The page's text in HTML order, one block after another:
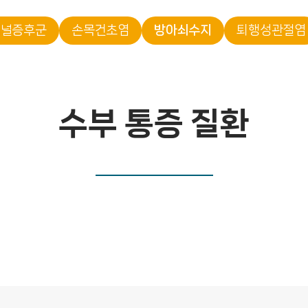
증후군 손목건초염 방아쇠수지 퇴행성관절염
수부 통증 질환